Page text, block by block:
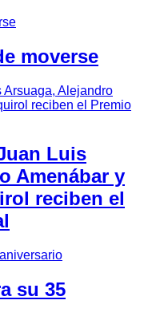
moverse
Luis
Amenábar y
reciben el
su 35